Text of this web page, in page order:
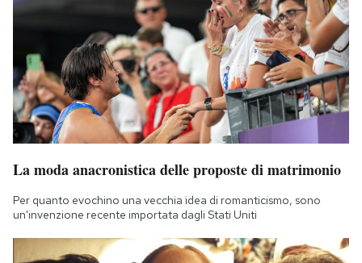
La moda anacronistica delle proposte di matrimonio
Per quanto evochino una vecchia idea di romanticismo, sono
un'invenzione recente importata dagli Stati Uniti